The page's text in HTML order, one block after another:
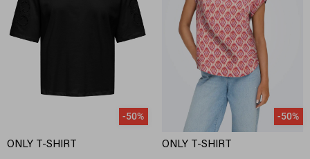
-50%
ONLY T-SHIRT
-50%
ONLY T-SHIRT